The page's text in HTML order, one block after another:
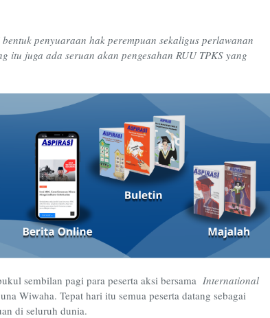
bentuk penyuaraan hak perempuan sekaligus perlawanan
itu juga ada seruan akan pengesahan RUU TPKS yang
sembilan pagi para peserta aksi bersama International
Wiwaha. Tepat hari itu semua peserta datang sebagai
di seluruh dunia.